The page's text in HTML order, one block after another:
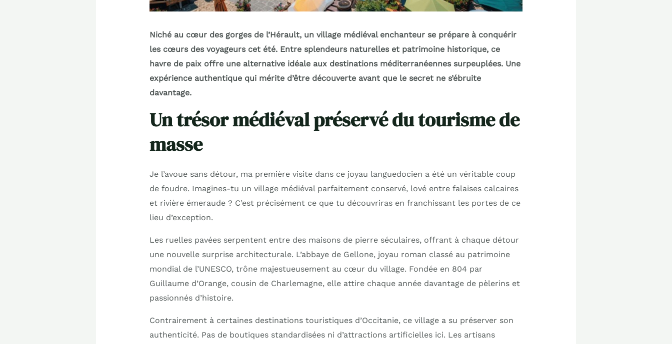
Niché au cœur des gorges de l’Hérault, un village médiéval enchanteur se prépare à conquérir
les cœurs des voyageurs cet été. Entre splendeurs naturelles et patrimoine historique, ce
havre de paix offre une alternative idéale aux destinations méditerranéennes surpeuplées. Une
expérience authentique qui mérite d’être découverte avant que le secret ne s’ébruite
davantage.
Un trésor médiéval préservé du tourisme de
masse
Je l’avoue sans détour, ma première visite dans ce joyau languedocien a été un véritable coup
de foudre. Imagines-tu un village médiéval parfaitement conservé, lové entre falaises calcaires
et rivière émeraude ? C’est précisément ce que tu découvriras en franchissant les portes de ce
lieu d’exception.
Les ruelles pavées serpentent entre des maisons de pierre séculaires, offrant à chaque détour
une nouvelle surprise architecturale. L’abbaye de Gellone, joyau roman classé au patrimoine
mondial de l’UNESCO, trône majestueusement au cœur du village. Fondée en 804 par
Guillaume d’Orange, cousin de Charlemagne, elle attire chaque année davantage de pèlerins et
passionnés d’histoire.
Contrairement à certaines destinations touristiques d’Occitanie, ce village a su préserver son
authenticité. Pas de boutiques standardisées ni d’attractions artificielles ici. Les artisans